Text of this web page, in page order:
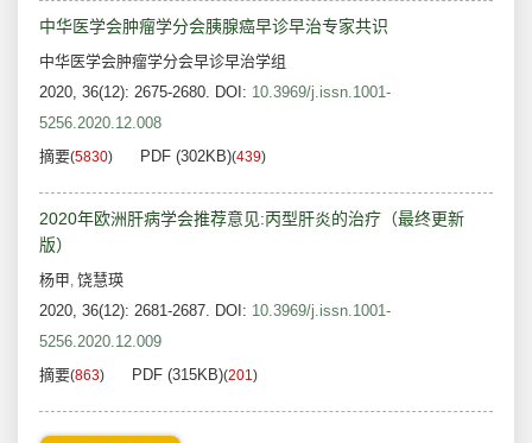
中华医学会肿瘤学分会胰腺癌早诊早治专家共识
中华医学会肿瘤学分会早诊早治学组
2020, 36(12): 2675-2680. DOI: 10.3969/j.issn.1001-
5256.2020.12.008
摘要(5830) PDF (302KB)(439)
2020年欧洲肝病学会推荐意见:丙型肝炎的治疗（最终更新
版）
杨甲, 饶慧瑛
2020, 36(12): 2681-2687. DOI: 10.3969/j.issn.1001-
5256.2020.12.009
摘要(863) PDF (315KB)(201)